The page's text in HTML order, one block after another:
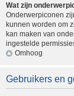
Wat zijn
Onderwerpiconen
kunnen worden om
kan maken van
ingestelde
Omhoog
Gebruikers en